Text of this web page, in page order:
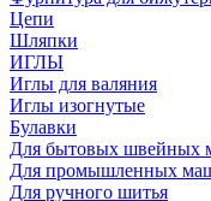
Цепи
Шляпки
ИГЛЫ
Иглы для валяния
Иглы изогнутые
Булавки
Для бытовых швейных
Для промышленных
Для ручного шитья